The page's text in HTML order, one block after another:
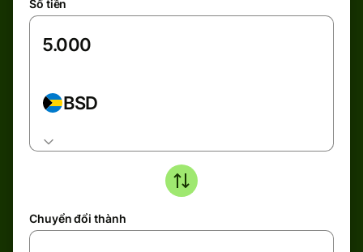
Số tiền
BSD
Chuyển đổi thành